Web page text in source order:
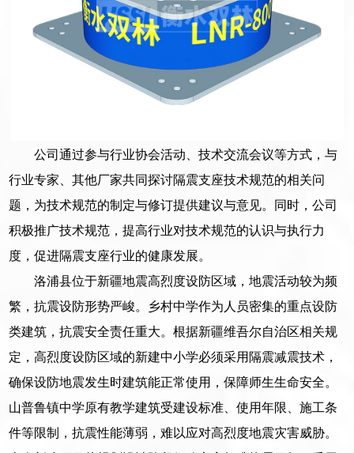
公司通过参与行业协会活动、技术交流会议等方式，与
行业专家、其他厂家共同探讨隔震支座技术规范的相关问
题，为技术规范的制定与修订提供建议与意见。同时，公司
积极推广技术规范，提高行业对技术规范的认识与执行力
度，促进隔震支座行业的健康发展。
洛浦县位于新疆地震高烈度设防区域，地震活动较为频
繁，抗震设防形势严峻。乡村中学作为人员密集的重点设防
类建筑，抗震安全责任重大。根据新疆维吾尔自治区相关规
定，高烈度设防区域的新建中小学必须采用隔震减震技术，
确保设防地震发生时建筑能正常使用，保障师生生命安全。
山普鲁镇中学原有教学建筑受建设标准、使用年限、施工条
件等限制，抗震性能薄弱，难以应对高烈度地震灾害威胁。